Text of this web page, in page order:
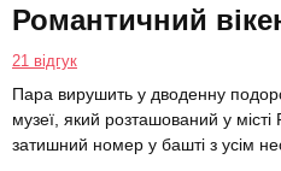
Романтичний
21 відгук
Пара вирушить у дводенну
музеї, який розташований у
затишний номер у башті з усім